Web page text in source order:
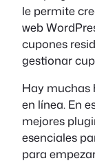
le permite
web
cupones
gestionar
Hay muchas
en línea. En
mejores
esenciales
para